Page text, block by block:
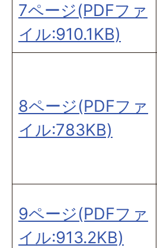
7ページ(PDFファ
イル:910.1KB)
8ページ(PDFファ
イル:783KB)
9ページ(PDFファ
イル:913.2KB)